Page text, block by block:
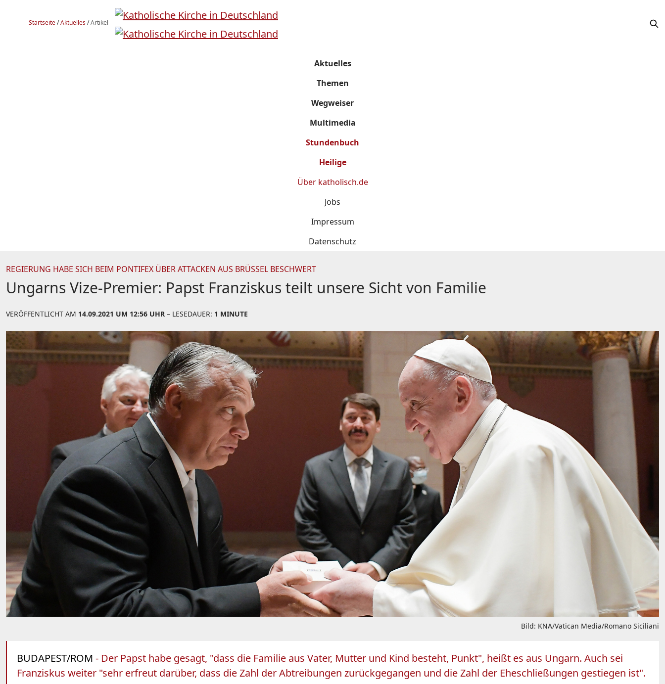
Startseite/Aktuelles/Artikel
Aktuelles
Themen
Wegweiser
Multimedia
Stundenbuch
Heilige
Über katholisch.de
Jobs
Impressum
Datenschutz
REGIERUNG HABE SICH BEIM PONTIFEX ÜBER ATTACKEN AUS BRÜSSEL BESCHWERT
Ungarns Vize-Premier: Papst Franziskus teilt unsere Sicht von Familie
VERÖFFENTLICHT AM 14.09.2021 UM 12:56 UHR – LESEDAUER: 1 MINUTE
Bild: KNA/Vatican Media/Romano Siciliani
BUDAPEST/ROM - Der Papst habe gesagt, "dass die Familie aus Vater, Mutter und Kind besteht, Punkt", heißt es aus Ungarn. Auch sei
Franziskus weiter "sehr erfreut darüber, dass die Zahl der Abtreibungen zurückgegangen und die Zahl der Eheschließungen gestiegen ist".